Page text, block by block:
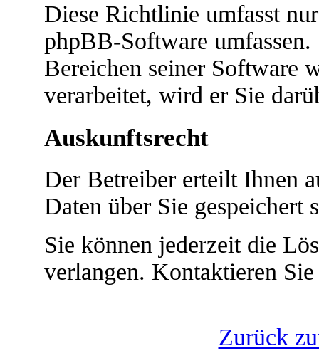
Diese Richtlinie umfasst
phpBB-Software
Bereichen seiner Software
verarbeitet, wird er Sie
Auskunftsrecht
Der Betreiber erteilt Ihnen
Daten über Sie gespeichert
Sie können jederzeit die
verlangen. Kontaktieren
Zurück